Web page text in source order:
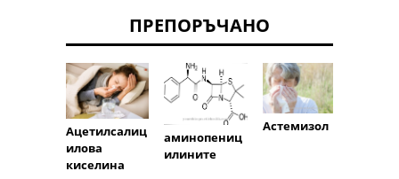
ПРЕПОРЪЧАНО
Ацетилсалиц
илова
киселина
аминопениц
илините
Астемизол